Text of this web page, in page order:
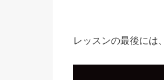
レッスンの最後には